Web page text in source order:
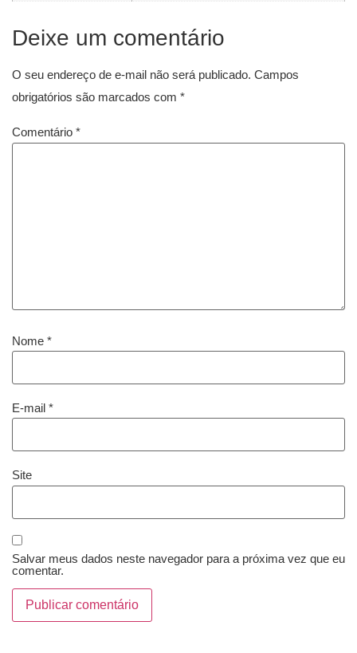
Deixe um comentário
O seu endereço de e-mail não será publicado. Campos
obrigatórios são marcados com *
Comentário *
Nome *
E-mail *
Site
Salvar meus dados neste navegador para a próxima vez que eu
comentar.